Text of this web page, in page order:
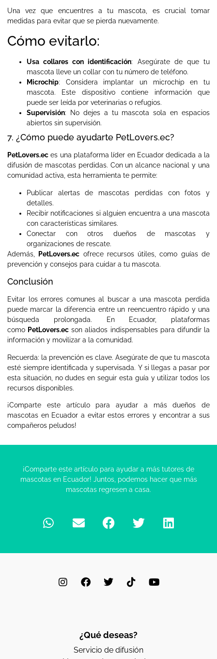
Una vez que encuentres a tu mascota, es crucial tomar
medidas para evitar que se pierda nuevamente.
Cómo evitarlo:
Usa collares con identificación: Asegúrate de que tu
mascota lleve un collar con tu número de teléfono.
Microchip: Considera implantar un microchip en tu
mascota. Este dispositivo contiene información que
puede ser leída por veterinarias o refugios.
Supervisión: No dejes a tu mascota sola en espacios
abiertos sin supervisión.
7. ¿Cómo puede ayudarte PetLovers.ec?
PetLovers.ec es una plataforma líder en Ecuador dedicada a la
difusión de mascotas perdidas. Con un alcance nacional y una
comunidad activa, esta herramienta te permite:
Publicar alertas de mascotas perdidas con fotos y
detalles.
Recibir notificaciones si alguien encuentra a una mascota
con características similares.
Conectar con otros dueños de mascotas y
organizaciones de rescate.
Además,
PetLovers.ec ofrece recursos útiles, como guías de
prevención y consejos para cuidar a tu mascota.
Conclusión
Evitar los errores comunes al buscar a una mascota perdida
puede marcar la diferencia entre un reencuentro rápido y una
búsqueda prolongada. En Ecuador, plataformas
como PetLovers.ec son aliados indispensables para difundir la
información y movilizar a la comunidad.
Recuerda: la prevención es clave. Asegúrate de que tu mascota
esté siempre identificada y supervisada. Y si llegas a pasar por
esta situación, no dudes en seguir esta guía y utilizar todos los
recursos disponibles.
¡Comparte este artículo para ayudar a más dueños de
mascotas en Ecuador a evitar estos errores y encontrar a sus
compañeros peludos!
¡Comparte este artículo para ayudar a más tutores de
mascotas en Ecuador! Juntos, podemos hacer que más
mascotas regresen a casa.
¿Qué deseas?
Servicio de difusión